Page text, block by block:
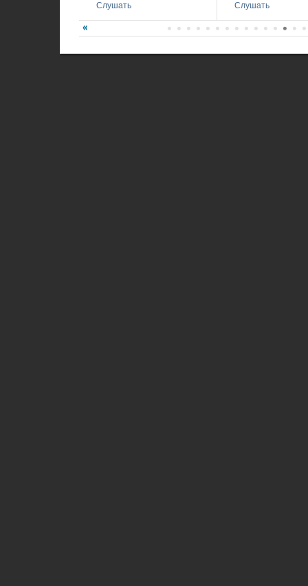
Слушать
Слушать